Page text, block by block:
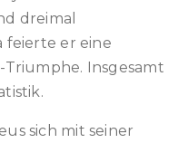
dreimal
feierte er eine
Insgesamt
sich mit seiner